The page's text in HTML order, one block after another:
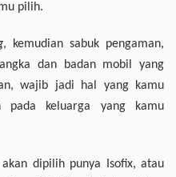
pilih.
, kemudian sabuk pengaman,
dan badan mobil yang
wajib jadi hal yang kamu
pada keluarga yang kamu
dipilih punya Isofix, atau